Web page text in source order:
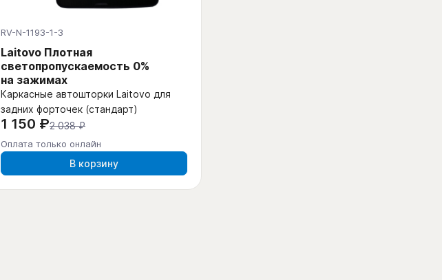
RV-N-1193-1-3
Laitovo Плотная
светопропускаемость 0%
на зажимах
Каркасные автошторки Laitovo для
задних форточек (стандарт)
1 150 ₽2 038 ₽
Оплата только онлайн
В корзину